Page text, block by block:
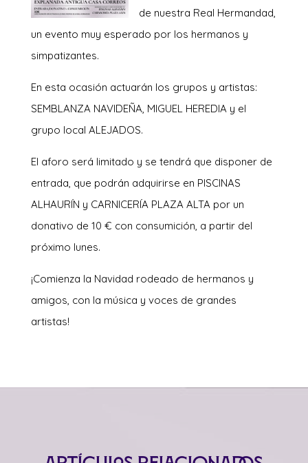
de nuestra Real Hermandad,
un evento muy esperado por los hermanos y
simpatizantes.
En esta ocasión actuarán los grupos y artistas:
SEMBLANZA NAVIDEÑA, MIGUEL HEREDIA y el
grupo local ALEJADOS.
El aforo será limitado y se tendrá que disponer de
entrada, que podrán adquirirse en PISCINAS
ALHAURÍN y CARNICERÍA PLAZA ALTA por un
donativo de 10 € con consumición, a partir del
próximo lunes.
¡Comienza la Navidad rodeado de hermanos y
amigos, con la música y voces de grandes
artistas!